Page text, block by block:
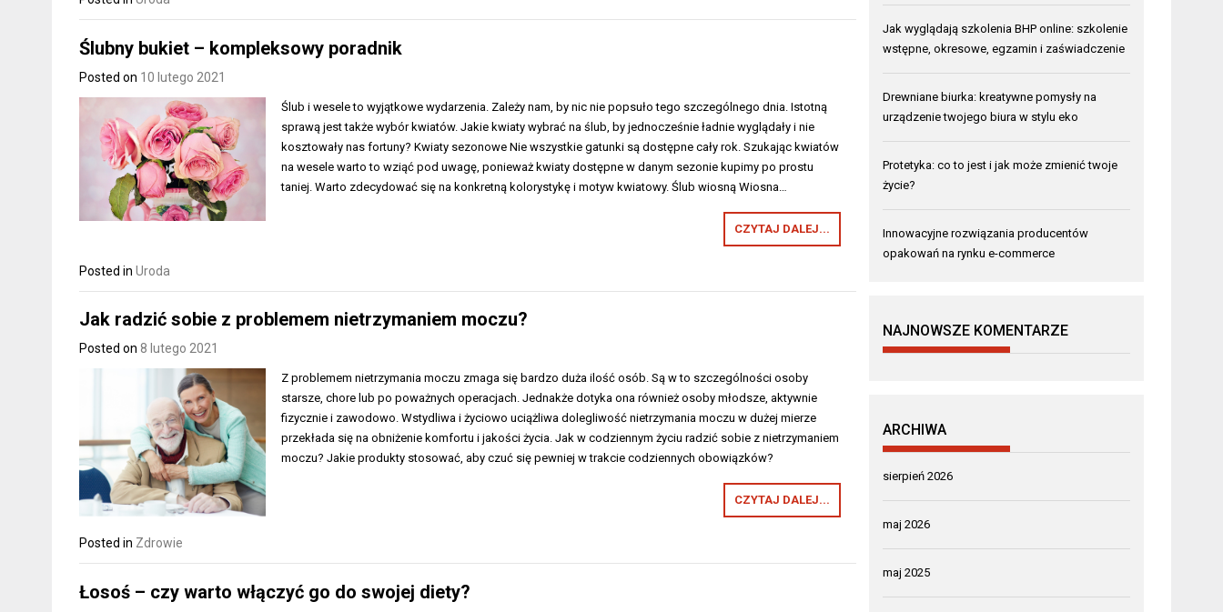
Ślubny bukiet – kompleksowy poradnik
Posted on 10 lutego 2021
Ślub i wesele to wyjątkowe wydarzenia. Zależy nam, by nic nie popsuło tego szczególnego dnia. Istotną
sprawą jest także wybór kwiatów. Jakie kwiaty wybrać na ślub, by jednocześnie ładnie wyglądały i nie
kosztowały nas fortuny? Kwiaty sezonowe Nie wszystkie gatunki są dostępne cały rok. Szukając kwiatów
na wesele warto to wziąć pod uwagę, ponieważ kwiaty dostępne w danym sezonie kupimy po prostu
taniej. Warto zdecydować się na konkretną kolorystykę i motyw kwiatowy. Ślub wiosną Wiosna…
CZYTAJ DALEJ...
Posted in Uroda
Jak radzić sobie z problemem nietrzymaniem moczu?
Posted on 8 lutego 2021
Z problemem nietrzymania moczu zmaga się bardzo duża ilość osób. Są w to szczególności osoby
starsze, chore lub po poważnych operacjach. Jednakże dotyka ona również osoby młodsze, aktywnie
fizycznie i zawodowo. Wstydliwa i życiowo uciążliwa dolegliwość nietrzymania moczu w dużej mierze
przekłada się na obniżenie komfortu i jakości życia. Jak w codziennym życiu radzić sobie z nietrzymaniem
moczu? Jakie produkty stosować, aby czuć się pewniej w trakcie codziennych obowiązków?
CZYTAJ DALEJ...
Posted in Zdrowie
Łosoś – czy warto włączyć go do swojej diety?
Jak wyglądają szkolenia BHP online: szkolenie
wstępne, okresowe, egzamin i zaświadczenie
Drewniane biurka: kreatywne pomysły na
urządzenie twojego biura w stylu eko
Protetyka: co to jest i jak może zmienić twoje
życie?
Innowacyjne rozwiązania producentów
opakowań na rynku e-commerce
NAJNOWSZE KOMENTARZE
ARCHIWA
sierpień 2026
maj 2026
maj 2025